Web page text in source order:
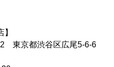
京都渋谷区広尾5-6-6